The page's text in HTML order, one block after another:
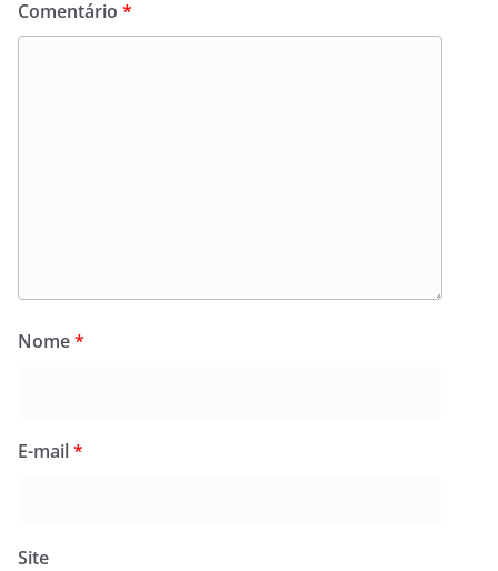
Comentário *
Nome*
E-mail*
Site